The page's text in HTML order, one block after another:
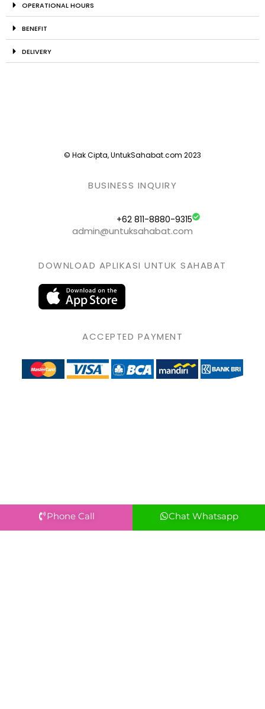
OPERATIONAL HOURS
BENEFIT
DELIVERY
© Hak Cipta, UntukSahabat.com 2023
BUSINESS INQUIRY
+62 811-8880-9315
admin@untuksahabat.com
DOWNLOAD APLIKASI UNTUK SAHABAT
ACCEPTED PAYMENT
Phone Call Chat Whatsapp